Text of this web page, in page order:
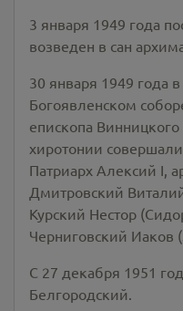
3 января 1949 года
возведен в сан
30 января 1949 года
Богоявленском
епископа
хиротонии
Патриарх Алексий I,
Дмитровский
Курский Нестор
Черниговский Иаков
C 27 декабря 1951
Белгородский.